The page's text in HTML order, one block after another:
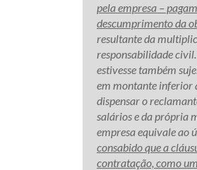
pela empresa –
descumprimento da
resultante da
responsabilidade
estivesse também
em montante inferior
dispensar o
salários e da própria
empresa equivale ao
consabido que a
contratação, como